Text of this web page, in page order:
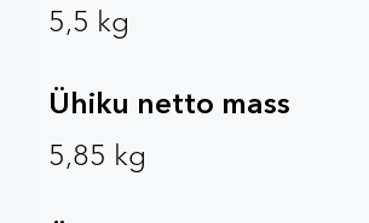
5,5 kg
Ühiku netto mass
5,85 kg